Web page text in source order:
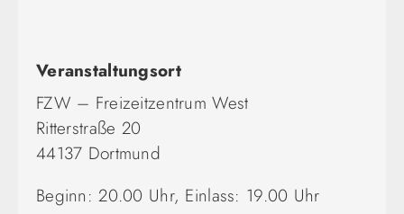
Veranstaltungsort
FZW – Freizeitzentrum West
Ritterstraße 20
44137 Dortmund
Beginn: 20.00 Uhr, Einlass: 19.00 Uhr